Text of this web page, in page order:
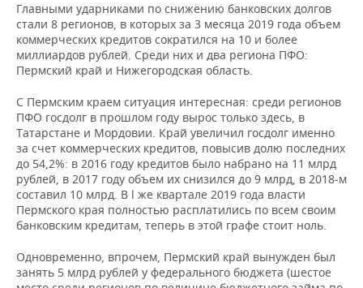
Главными ударниками по снижению банковских долгов
стали 8 регионов, в которых за 3 месяца 2019 года объем
коммерческих кредитов сократился на 10 и более
миллиардов рублей. Среди них и два региона ПФО:
Пермский край и Нижегородская область.
С Пермским краем ситуация интересная: среди регионов
ПФО госдолг в прошлом году вырос только здесь, в
Татарстане и Мордовии. Край увеличил госдолг именно
за счет коммерческих кредитов, повысив долю последних
до 54,2%: в 2016 году кредитов было набрано на 11 млрд
рублей, в 2017 году объем их снизился до 9 млрд, в 2018-м
составил 10 млрд. В l же квартале 2019 года власти
Пермского края полностью расплатились по всем своим
банковским кредитам, теперь в этой графе стоит ноль.
Одновременно, впрочем, Пермский край вынужден был
занять 5 млрд рублей у федерального бюджета (шестое